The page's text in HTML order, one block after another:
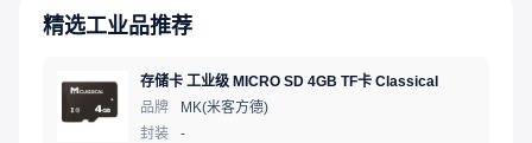
精选工业品推荐
存储卡 工业级 MICRO SD 4GB TF卡 Classical
品牌
MK(米客方德)
封装
-